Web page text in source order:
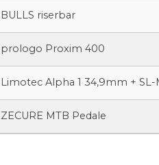
BULLS riserbar
prologo Proxim 400
Limotec Alpha 1 34,9mm +
ZECURE MTB Pedale